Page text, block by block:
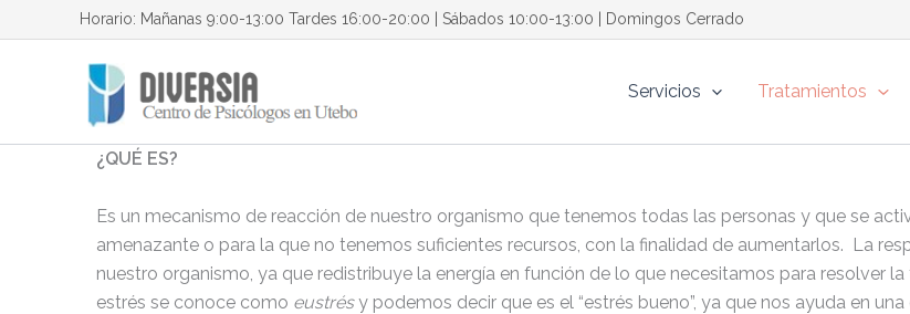
al
Horario: Mañanas 9:00-13:00 Tardes 16:00-20:00 | Sábados 10:00-13:00 | Domingos Cerrado
Servicios Tratamientos
¿QUÉ ES?
Es un mecanismo de reacción de nuestro organismo que tenemos todas las personas y que se
amenazante o para la que no tenemos suficientes recursos, con la finalidad de aumentarlos. La
nuestro organismo, ya que redistribuye la energía en función de lo que necesitamos para resolver
estrés se conoce como eustrésy podemos decir que es el “estrés bueno”, ya que nos ayuda en